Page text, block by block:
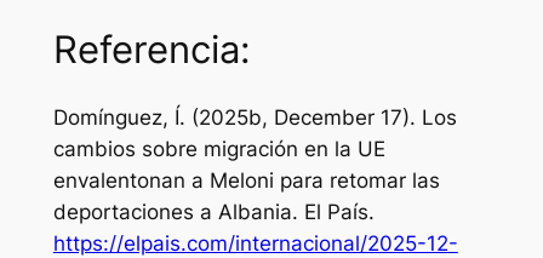
Referencia:
Domínguez, Í. (2025b, December 17). Los
cambios sobre migración en la UE
envalentonan a Meloni para retomar las
deportaciones a Albania. El País.
https://elpais.com/internacional/2025-12-